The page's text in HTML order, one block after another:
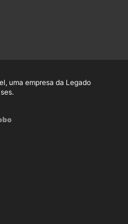
uma empresa da Legado